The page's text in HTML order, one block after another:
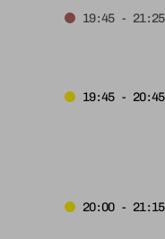
19:45 - 21:25
19:45 - 20:45
20:00 - 21:15